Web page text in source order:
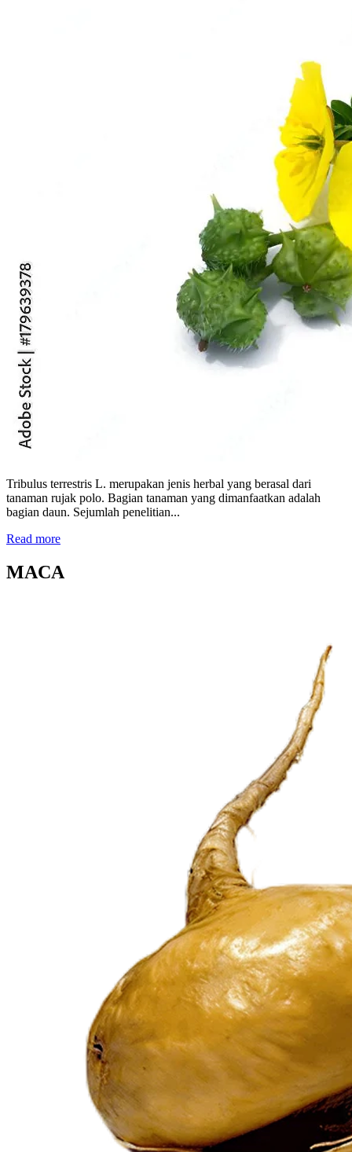
Tribulus terrestris L. merupakan jenis herbal yang berasal dari
tanaman rujak polo. Bagian tanaman yang dimanfaatkan adalah
bagian daun. Sejumlah penelitian...
Read more
MACA